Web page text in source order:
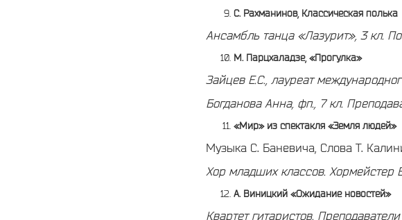
С. Рахманинов, Классическая полька
Ансамбль танца «Лазурит», 3 кл.
М. Парцхаладзе, «Прогулка»
Зайцев Е.С., лауреат
Богданова Анна, фп., 7 кл.
«Мир» из спектакля «Земля людей»
Музыка С. Баневича, Слова Т.
Хор младших классов. Хормейстер
А. Виницкий «Ожидание новостей»
Квартет гитаристов.